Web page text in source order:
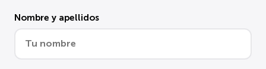
Nombre y apellidos